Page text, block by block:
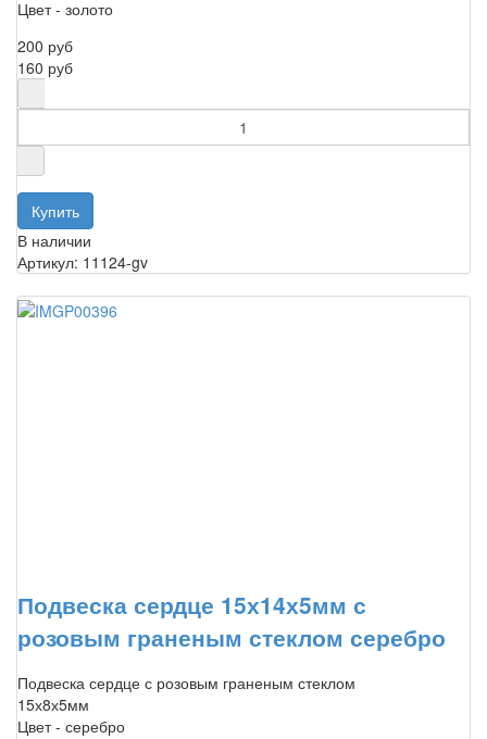
Цвет - золото
200 руб
160 руб
В наличии
Артикул: 11124-gv
Подвеска сердце 15х14х5мм с
розовым граненым стеклом серебро
Подвеска сердце с розовым граненым стеклом
15х8х5мм
Цвет - серебро